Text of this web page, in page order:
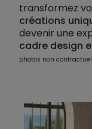
transformez
créations
devenir une
cadre design
photos non